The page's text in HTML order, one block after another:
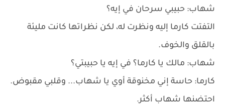
شهاب: حبيبي سرحان في إيه؟
التفتت كارما إليه ونظرت له، لكن نظراتها كانت مليئة
بالقلق والخوف.
شهاب: مالك يا كارما؟ في إيه يا حبيبتي؟
كارما: حاسة إني مخنوقة أوي يا شهاب... وقلبي مقبوض.
احتضنها شهاب أكثر.